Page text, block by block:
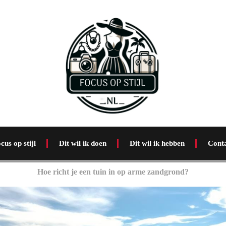
op stijl Dit wil ik doen Dit wil ik hebben
Hoe richt je een tuin in op arme zandgrond?